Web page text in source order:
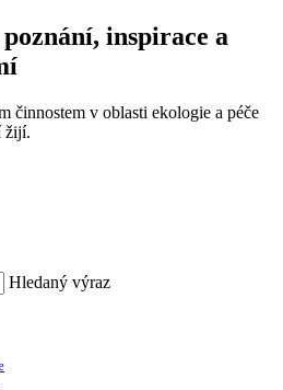
inspirace a
činnostem v oblasti ekologie a péče
žijí.
Hledaný výraz